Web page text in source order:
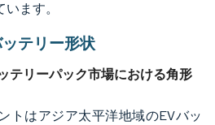
ます。
テリー形状
テリーパック市場における角形
トはアジア太平洋地域のEVバッ